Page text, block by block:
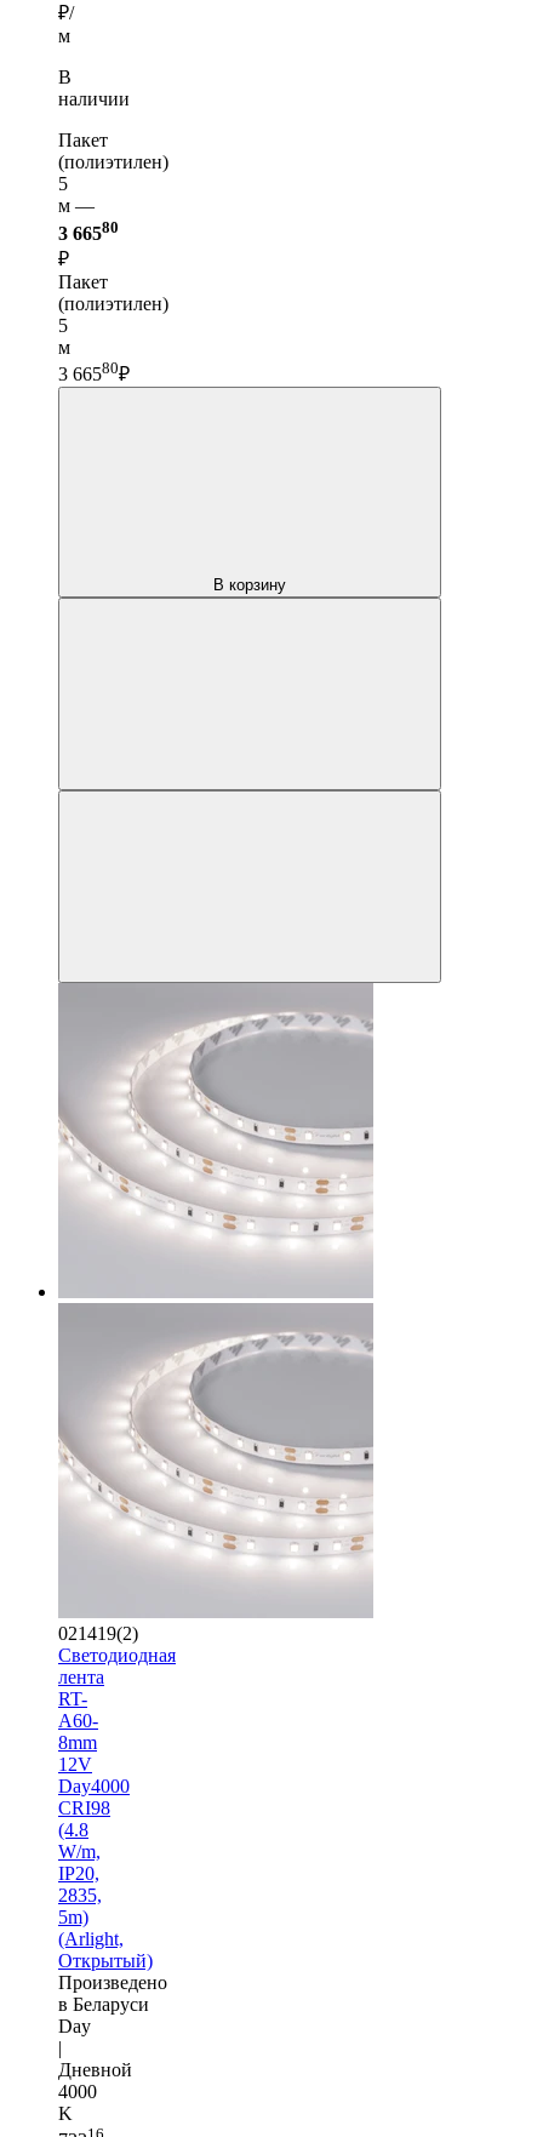
₽/
м
В
наличии
Пакет
(полиэтилен)
5
м —
3 66580
₽
Пакет
(полиэтилен)
5
м
3 66580₽
В корзину
021419(2)
Светодиодная
лента
RT-
A60-
8mm
12V
Day4000
CRI98
(4.8
W/m,
IP20,
2835,
5m)
(Arlight,
Открытый)
Произведено
в Беларуси
Day
|
Дневной
4000
K